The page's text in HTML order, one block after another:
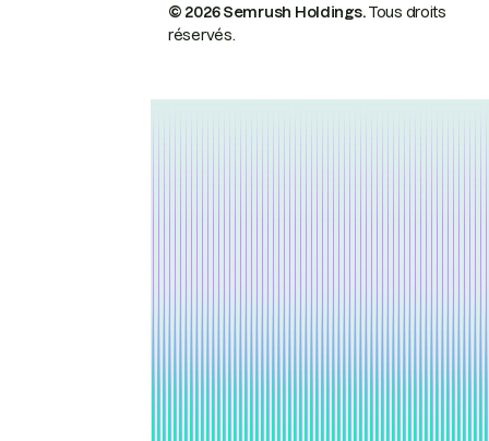
© 2026 Semrush Holdings.Tous droits
réservés.